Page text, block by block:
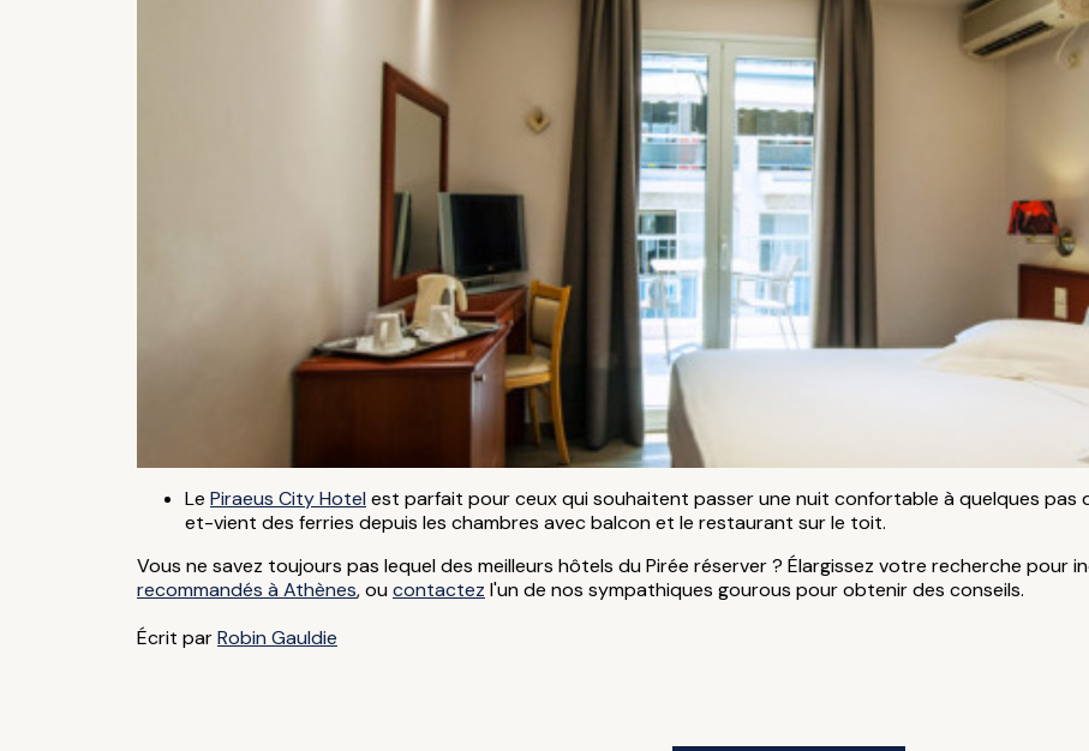
Le Piraeus City Hotel est parfait pour ceux qui souhaitent passer une nuit confortable à quelques pas
et-vient des ferries depuis les chambres avec balcon et le restaurant sur le toit.
Vous ne savez toujours pas lequel des meilleurs hôtels du Pirée réserver ? Élargissez votre recherche pour
recommandés à Athènes, oucontactez l'un de nos sympathiques gourous pour obtenir des conseils.
Écrit parRobin Gauldie